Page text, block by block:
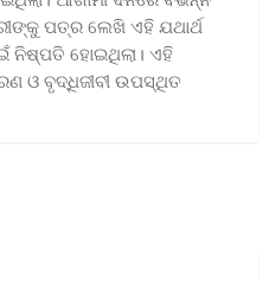
ପତ୍ର ଲେଖି ଏହି ଯଥାର୍ଥ
ନିଷ୍ପତି ହୋଇଥିଲା। ଏହି
ଓ ବୃଦ୍ଧିଜୀବୀ ଉପସ୍ଥିତ